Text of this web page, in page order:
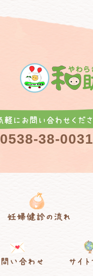
0538-38-0031